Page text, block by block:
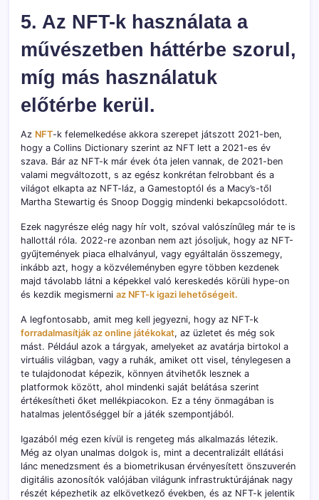
5. Az NFT-k használata a
művészetben háttérbe szorul,
míg más használatuk
előtérbe kerül.
Az NFT-k felemelkedése akkora szerepet játszott 2021-ben,
hogy a Collins Dictionary szerint az NFT lett a 2021-es év
szava. Bár az NFT-k már évek óta jelen vannak, de 2021-ben
valami megváltozott, s az egész konkrétan felrobbant és a
világot elkapta az NFT-láz, a Gamestoptól és a Macy’s-től
Martha Stewartig és Snoop Doggig mindenki bekapcsolódott.
Ezek nagyrésze elég nagy hír volt, szóval valószínűleg már te is
hallottál róla. 2022-re azonban nem azt jósoljuk, hogy az NFT-
gyűjtemények piaca elhalványul, vagy egyáltalán összemegy,
inkább azt, hogy a közvéleményben egyre többen kezdenek
majd távolabb látni a képekkel való kereskedés körüli hype-on
és kezdik megismerni az NFT-k igazi lehetőségeit.
A legfontosabb, amit meg kell jegyezni, hogy az NFT-k
forradalmasítják az online játékokat, az üzletet és még sok
mást. Például azok a tárgyak, amelyeket az avatárja birtokol a
virtuális világban, vagy a ruhák, amiket ott visel, ténylegesen a
te tulajdonodat képezik, könnyen átvihetők lesznek a
platformok között, ahol mindenki saját belátása szerint
értékesítheti őket mellékpiacokon. Ez a tény önmagában is
hatalmas jelentőséggel bír a játék szempontjából.
Igazából még ezen kívül is rengeteg más alkalmazás létezik.
Még az olyan unalmas dolgok is, mint a decentralizált ellátási
lánc menedzsment és a biometrikusan érvényesített önszuverén
digitális azonosítók valójában világunk infrastruktúrájának nagy
részét képezhetik az elkövetkező években, és az NFT-k jelentik